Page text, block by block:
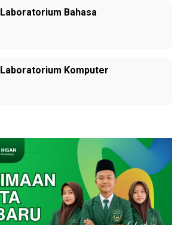
Laboratorium Bahasa
Laboratorium Komputer